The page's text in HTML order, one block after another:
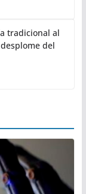
tradicional al
del